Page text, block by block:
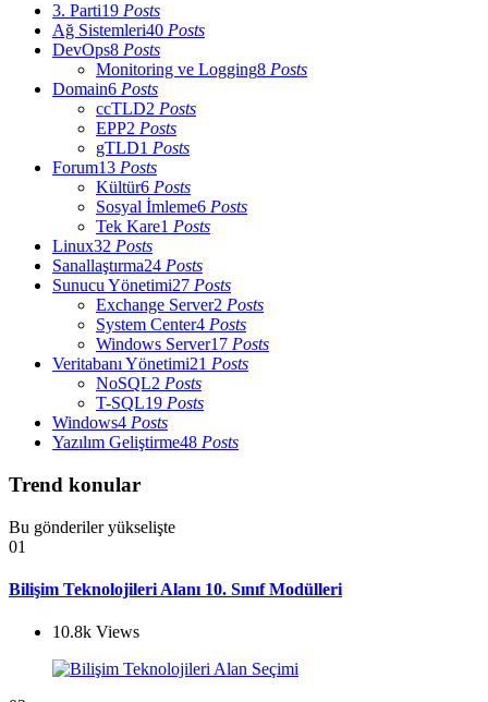
3. Parti19 Posts
Ağ Sistemleri40 Posts
DevOps8 Posts
Monitoring ve Logging8 Posts
Domain6 Posts
ccTLD2 Posts
EPP2 Posts
gTLD1 Posts
Forum13 Posts
Kültür6 Posts
Sosyal İmleme6 Posts
Tek Kare1 Posts
Linux32 Posts
Sanallaştırma24 Posts
Sunucu Yönetimi27 Posts
Exchange Server2 Posts
System Center4 Posts
Windows Server17 Posts
Veritabanı Yönetimi21 Posts
NoSQL2 Posts
T-SQL19 Posts
Windows4 Posts
Yazılım Geliştirme48 Posts
Trend konular
Bu gönderiler yükselişte
01
Bilişim Teknolojileri Alanı 10. Sınıf Modülleri
10.8k Views